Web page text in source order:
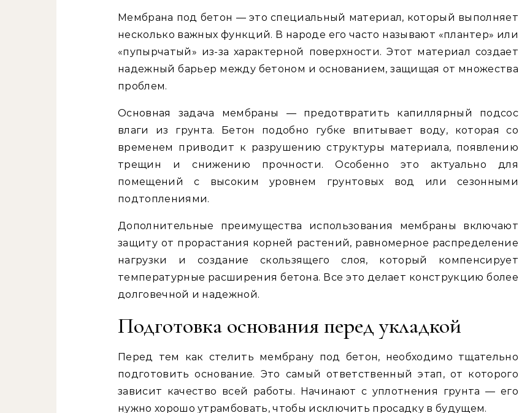
Мембрана под бетон — это специальный материал, который выполняет
несколько важных функций. В народе его часто называют «плантер» или
«пупырчатый» из-за характерной поверхности. Этот материал создает
надежный барьер между бетоном и основанием, защищая от множества
проблем.
Основная задача мембраны — предотвратить капиллярный подсос
влаги из грунта. Бетон подобно губке впитывает воду, которая со
временем приводит к разрушению структуры материала, появлению
трещин и снижению прочности. Особенно это актуально для
помещений с высоким уровнем грунтовых вод или сезонными
подтоплениями.
Дополнительные преимущества использования мембраны включают
защиту от прорастания корней растений, равномерное распределение
нагрузки и создание скользящего слоя, который компенсирует
температурные расширения бетона. Все это делает конструкцию более
долговечной и надежной.
Подготовка основания перед укладкой
Перед тем как стелить мембрану под бетон, необходимо тщательно
подготовить основание. Это самый ответственный этап, от которого
зависит качество всей работы. Начинают с уплотнения грунта — его
нужно хорошо утрамбовать, чтобы исключить просадку в будущем.